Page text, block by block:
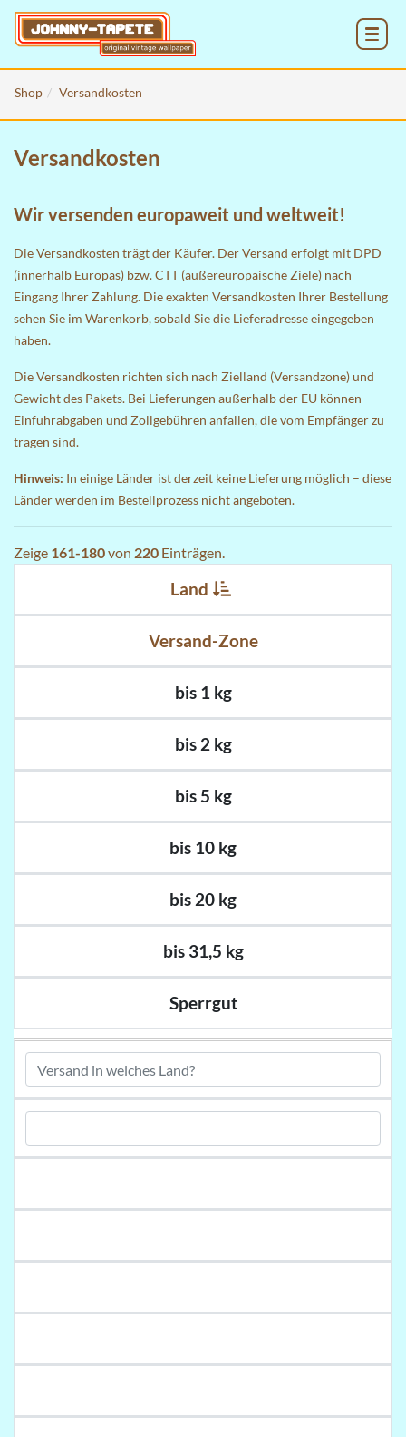
Shop Versandkosten
Versandkosten
Wir versenden europaweit und weltweit!
Die Versandkosten trägt der Käufer. Der Versand erfolgt mit DPD
(innerhalb Europas) bzw. CTT (außereuropäische Ziele) nach
Eingang Ihrer Zahlung. Die exakten Versandkosten Ihrer Bestellung
sehen Sie im Warenkorb, sobald Sie die Lieferadresse eingegeben
haben.
Die Versandkosten richten sich nach Zielland (Versandzone) und
Gewicht des Pakets. Bei Lieferungen außerhalb der EU können
Einfuhrabgaben und Zollgebühren anfallen, die vom Empfänger zu
tragen sind.
Hinweis: In einige Länder ist derzeit keine Lieferung möglich – diese
Länder werden im Bestellprozess nicht angeboten.
Zeige 161-180von 220 Einträgen.
Land
Versand-Zone
bis 1 kg
bis 2 kg
bis 5 kg
bis 10 kg
bis 20 kg
bis 31,5 kg
Sperrgut